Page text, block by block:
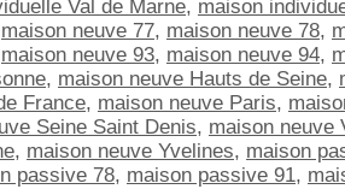
Val de Marne, maison
maison neuve 77, maison neuve 78,
maison neuve 93, maison neuve 94,
, maison neuve Hauts de Seine,
France, maison neuve Paris,
Seine Saint Denis, maison neuve
, maison neuve Yvelines, maison
passive 78, maison passive 91,